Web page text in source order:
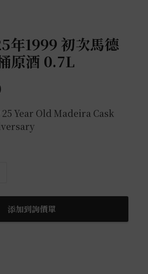
年1999 初次馬德
原酒 0.7L
Year Old Madeira Cask
添加到詢價單